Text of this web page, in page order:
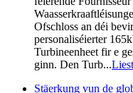
Ofschloss an déi
personaliséierter
Turbineenheet fir e
ginn. Den Turb...
Stäerkung vun de